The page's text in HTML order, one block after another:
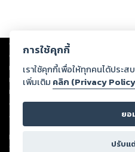
Copyright © 2026
ต่อผลงานหรือเนื้อหาใดที่อัปโหลดผ่านเว็
ทรัพย์สินทางปัญญาของบุคคลอื่นหรือขั
ทุกท่านโปรดใช้วิจารณญาณในการกลั่น
หนึ่งส่วนใดขัดต่อกฎหมายและศีลธรรม
ดำเนินการในทันที ทั้งนี้ ทางสตอรี่ล็อ
ลิขสิทธิ์ พ.ศ. 2537 (ฉบับล่าสุด)
For support: member@ookbee.com
Version
การใช้คุกกี้
เราใช้คุกกี้เพื่อให้ทุกคนได้ประ
เพิ่มเติม คลิก (Privacy
ยอ
ปรับแ